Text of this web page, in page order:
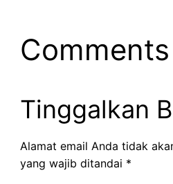
Comments
Tinggalkan
Alamat email Anda tidak
yang wajib ditandai *